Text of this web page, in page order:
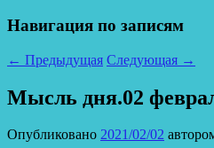
Навигация по записям
← Предыдущая Следующая →
Мысль дня.02
Опубликовано 2021/02/02